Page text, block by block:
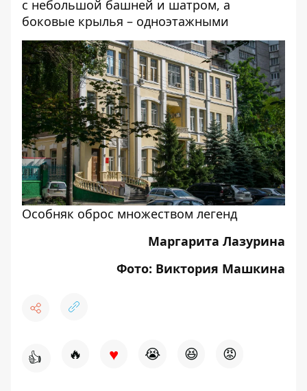
с небольшой башней и шатром, а
боковые крылья – одноэтажными
Особняк оброс множеством легенд
Маргарита Лазурина
Фото: Виктория Машкина
👍 🔥 ♥ 😭 😆 😡